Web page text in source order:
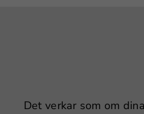
Fredrikshamn
Det verkar som om